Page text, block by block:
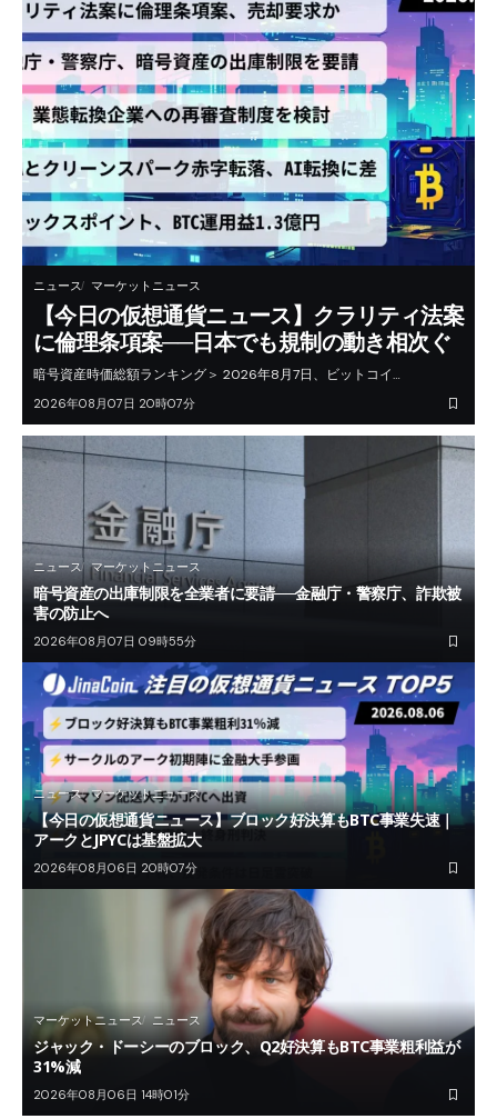
ニュース マーケットニュース
【今日の仮想通貨ニュース】クラリティ法案
に倫理条項案──日本でも規制の動き相次ぐ
暗号資産時価総額ランキング＞ 2026年8月7日、ビットコイ…
2026年08月07日 20時07分
ニュース マーケットニュース
暗号資産の出庫制限を全業者に要請──金融庁・警察庁、詐欺被
害の防止へ
2026年08月07日 09時55分
ニュース マーケットニュース
【今日の仮想通貨ニュース】ブロック好決算もBTC事業失速｜
アークとJPYCは基盤拡大
2026年08月06日 20時07分
マーケットニュース ニュース
ジャック・ドーシーのブロック、Q2好決算もBTC事業粗利益が
31%減
2026年08月06日 14時01分